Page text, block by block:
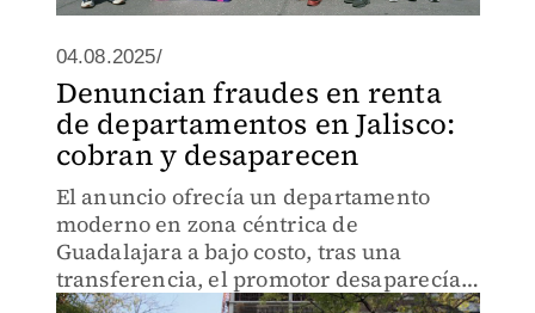
04.08.2025/
Denuncian fraudes en renta
de departamentos en Jalisco:
cobran y desaparecen
El anuncio ofrecía un departamento
moderno en zona céntrica de
Guadalajara a bajo costo, tras una
transferencia, el promotor desaparecía;
en Jalisco, estafas similares ocurren